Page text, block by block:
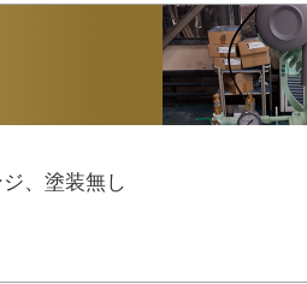
、塗装無し